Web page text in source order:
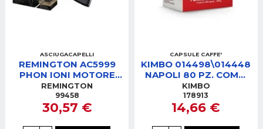
ASCIUGACAPELLI
REMINGTON AC5999
PHON IONI MOTORE
AC DIFF. 2300W
REMINGTON
99458
30,57 €
CAPSULE CAFFE'
KIMBO 014498\014448
NAPOLI 80 PZ. COMP.
NEPRESSO
KIMBO
178913
14,66 €